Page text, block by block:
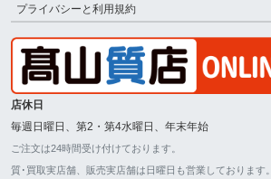
プライバシーと利用規約
店休日
毎週日曜日、第2・第4水曜日、年末年始
ご注文は24時間受け付けております。
質･買取実店舗、販売実店舗は日曜日も営業しております。